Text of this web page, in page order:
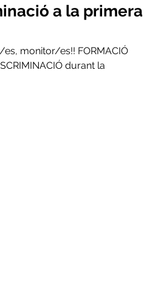
a la primera
monitor/es!! FORMACIÓ
durant la